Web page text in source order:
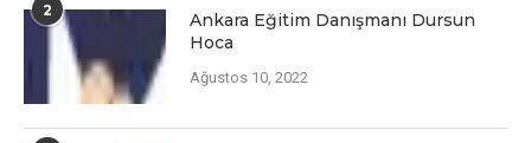
2
Ankara Eğitim Danışmanı Dursun
Hoca
Ağustos 10, 2022